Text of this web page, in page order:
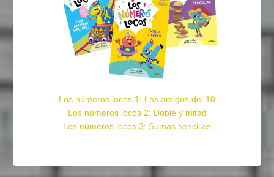
Los números locos 1: Los amigos del 10
Los números locos 2: Doble y mitad
Los números locos 3: Sumas sencillas